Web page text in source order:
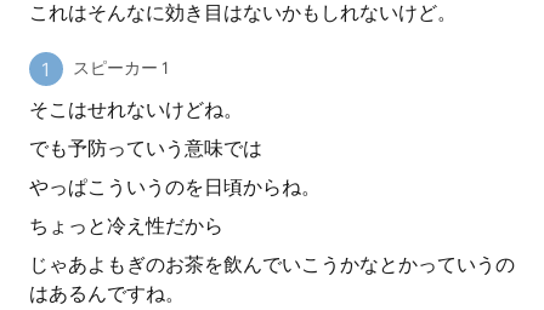
これはそんなに効き目はないかもしれないけど。
スピーカー 1
そこはせれないけどね。
でも予防っていう意味では
やっぱこういうのを日頃からね。
ちょっと冷え性だから
じゃあよもぎのお茶を飲んでいこうかなとかっていうの
はあるんですね。